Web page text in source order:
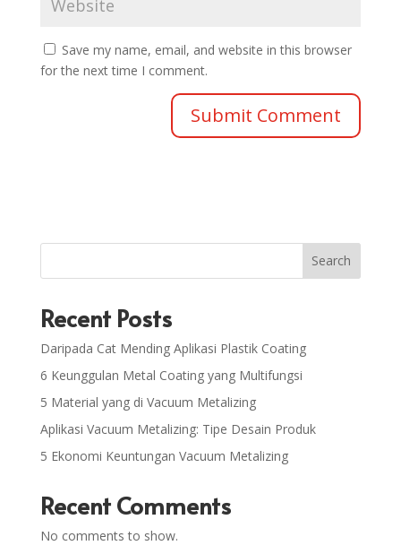
Save my name, email, and website in this browser
for the next time I comment.
Search
Recent Posts
Daripada Cat Mending Aplikasi Plastik Coating
6 Keunggulan Metal Coating yang Multifungsi
5 Material yang di Vacuum Metalizing
Aplikasi Vacuum Metalizing: Tipe Desain Produk
5 Ekonomi Keuntungan Vacuum Metalizing
Recent Comments
No comments to show.